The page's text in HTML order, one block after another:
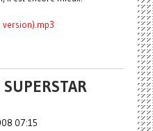
version).mp3
07:15